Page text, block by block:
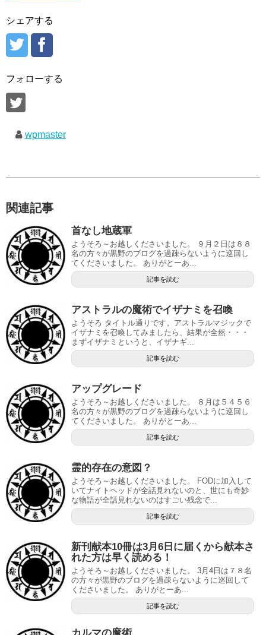
シェアする
フォローする
wpmaster
関連記事
首なし地蔵軍
ようそろ～お越しくださいました。 ９月２日は８８
名の方々が黒野のブログを過疎らないように巡回し
てくださいました。 ありがとーあ...
記事を読む
アストラルの魔術でイザナミを召喚
ようそろ タイトル通りです。アストラルマジックで
イザナミを召喚してみましたら、結果が全然・・・
まずイザナミというと、イザナギ...
記事を読む
アップグレード
ようそろ～お越しくださいました。 ８月は５４５６
名の方々が黒野のブログを過疎らないように巡回し
てくださいました。 ありがとーあ...
記事を読む
霊的存在の意図？
ようそろ～お越しくださいました。 FODに加入して
いてナイトヘッドが全話見れないのと、世にも奇妙
な物語が全話見れないのはすごい残念で...
記事を読む
新刊献本10冊は3月6日に届くから献本さ
れた方は早く読める！
ようそろ～お越しくださいました。 3月4日は７８名
の方々が黒野のブログを過疎らないように巡回して
くださいました。 ありがとーあ...
記事を読む
カルマの魔術